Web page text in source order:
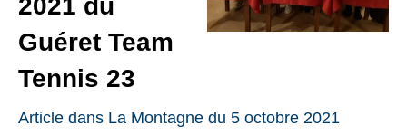
2021 du
Guéret Team
Tennis 23
Article dans La Montagne du 5 octobre 2021